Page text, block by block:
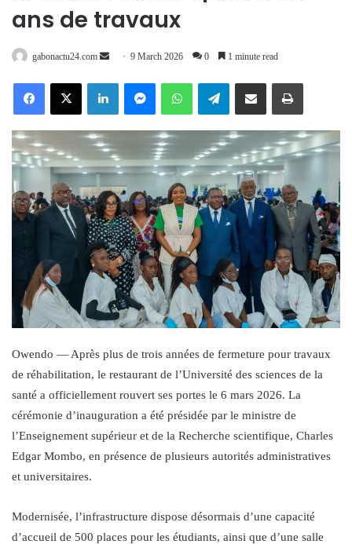
ans de travaux
gabonactu24.com
Send 9 March 2026 0 1 minute read
FacebookX LinkedInMessengerWhatsAppTelegramShare via Email Print
Owendo — Après plus de trois années de fermeture pour travaux
de réhabilitation, le restaurant de l’Université des sciences de la
santé a officiellement rouvert ses portes le 6 mars 2026. La
cérémonie d’inauguration a été présidée par le ministre de
l’Enseignement supérieur et de la Recherche scientifique, Charles
Edgar Mombo, en présence de plusieurs autorités administratives
et universitaires.
Modernisée, l’infrastructure dispose désormais d’une capacité
d’accueil de 500 places pour les étudiants, ainsi que d’une salle